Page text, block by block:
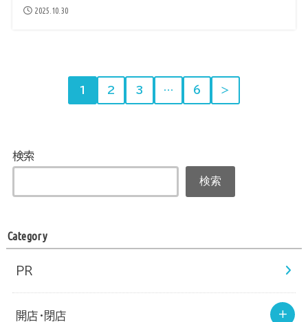
2025.10.30
1 2 3 … 6 ＞
検索
検索
Category
PR
開店・閉店